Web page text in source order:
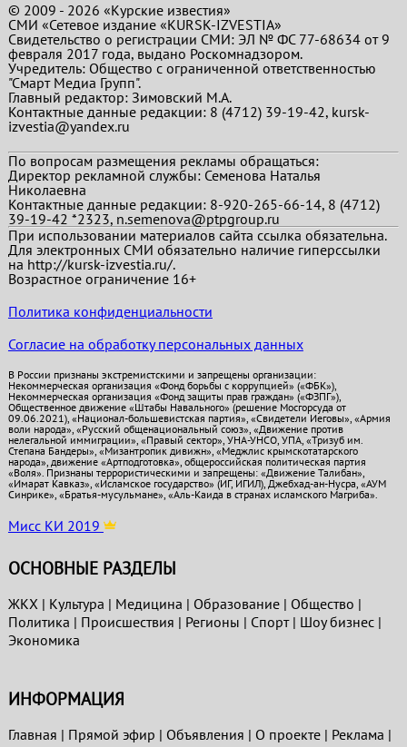
© 2009 - 2026 «Курские известия»
СМИ «Сетевое издание «KURSK-IZVESTIA»
Свидетельство о регистрации СМИ: ЭЛ № ФС 77-68634 от 9
февраля 2017 года, выдано Роскомнадзором.
Учредитель: Общество с ограниченной ответственностью
"Смарт Медиа Групп".
Главный редактор:Зимовский М.А.
Контактные данные редакции: 8 (4712) 39-19-42, kursk-
izvestia@yandex.ru
По вопросам размещения рекламы обращаться:
Директор рекламной службы: Семенова Наталья
Николаевна
Контактные данные редакции: 8-920-265-66-14, 8 (4712)
39-19-42 *2323, n.semenova@ptpgroup.ru
При использовании материалов сайта ссылка обязательна.
Для электронных СМИ обязательно наличие гиперссылки
на http://kursk-izvestia.ru/.
Возрастное ограничение 16+
Политика конфиденциальности
Согласие на обработку персональных данных
В России признаны экстремистскими и запрещены организации:
Некоммерческая организация «Фонд борьбы с коррупцией» («ФБК»),
Некоммерческая организация «Фонд защиты прав граждан» («ФЗПГ»),
Общественное движение «Штабы Навального» (решение Мосгорсуда от
09.06.2021), «Национал-большевистская партия», «Свидетели Иеговы», «Армия
воли народа», «Русский общенациональный союз», «Движение против
нелегальной иммиграции», «Правый сектор», УНА-УНСО, УПА, «Тризуб им.
Степана Бандеры», «Мизантропик дивижн», «Меджлис крымскотатарского
народа», движение «Артподготовка», общероссийская политическая партия
«Воля». Признаны террористическими и запрещены: «Движение Талибан»,
«Имарат Кавказ», «Исламское государство» (ИГ, ИГИЛ), Джебхад-ан-Нусра, «АУМ
Синрике», «Братья-мусульмане», «Аль-Каида в странах исламского Магриба».
Мисс КИ 2019
ОСНОВНЫЕ РАЗДЕЛЫ
ЖКХ| Культура | Медицина | Образование| Общество |
Политика | Проиcшествия | Регионы | Спорт| Шоу бизнес|
Экономика
ИНФОРМАЦИЯ
Главная | Прямой эфир | Объявления | О проекте| Реклама |